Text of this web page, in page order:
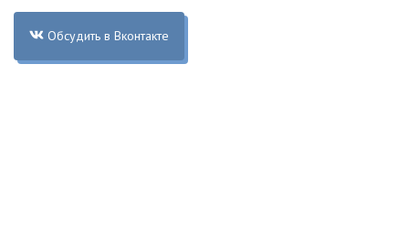
Обсудить в Вконтакте